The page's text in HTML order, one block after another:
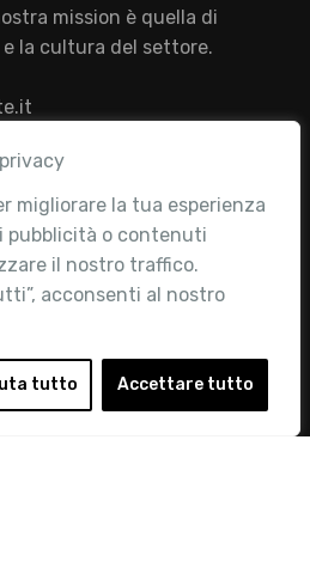
migliorare la tua esperienza
pubblicità o contenuti
il nostro traffico.
acconsenti al nostro
tutto Accettare tutto
mission è quella di
la cultura del settore.